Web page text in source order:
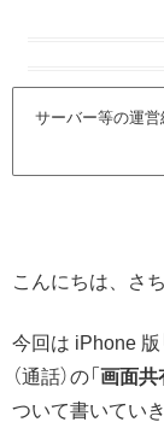
サーバー等の運
こんにちは、さち
今回は iPhone 版「
（通話）の「 画面共
ついて書いていき